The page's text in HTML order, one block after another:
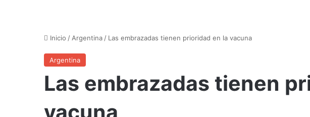
Inicio / Argentina / Las embrazadas tienen prioridad en la vacuna
Argentina
Las embrazadas tienen
vacuna